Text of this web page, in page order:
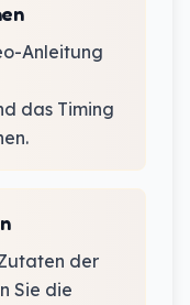
Anleitung
das Timing
der
Sie die